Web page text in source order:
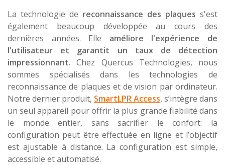
La technologie de reconnaissance des plaques s'est
également beaucoup développée au cours des
dernières années. Elle améliore l'expérience de
l'utilisateur et garantit un taux de détection
impressionnant. Chez Quercus Technologies, nous
sommes spécialisés dans les technologies de
reconnaissance de plaques et de vision par ordinateur.
Notre dernier produit, SmartLPR Access, s’intègre dans
un seul appareil pour offrir la plus grande fiabilité dans
le monde entier, sans sacrifier le confort: la
configuration peut être effectuée en ligne et l’objectif
est ajustable à distance. La configuration est simple,
accessible et automatisé.